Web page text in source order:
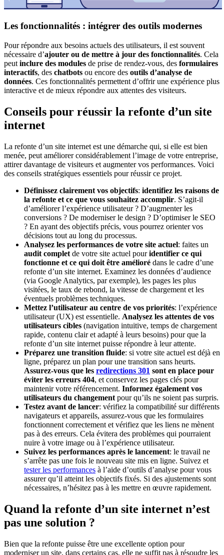
Les fonctionnalités : intégrer des outils modernes
Pour répondre aux besoins actuels des utilisateurs, il est souvent
nécessaire d’ajouter ou de mettre à jour des fonctionnalités. Cela
peut inclure des modules de prise de rendez-vous, des formulaires
interactifs, des chatbots ou encore des outils d’analyse de
données. Ces fonctionnalités permettent d’offrir une expérience plus
interactive et de mieux répondre aux attentes des visiteurs.
Conseils pour réussir la refonte d’un site
internet
La refonte d’un site internet est une démarche qui, si elle est bien
menée, peut améliorer considérablement l’image de votre entreprise,
attirer davantage de visiteurs et augmenter vos performances. Voici
des conseils stratégiques essentiels pour réussir ce projet.
Définissez clairement vos objectifs: identifiez les raisons de
la refonte et ce que vous souhaitez accomplir. S’agit-il
d’améliorer l’expérience utilisateur ? D’augmenter les
conversions ? De moderniser le design ? D’optimiser le SEO
? En ayant des objectifs précis, vous pourrez orienter vos
décisions tout au long du processus.
Analysez les performances de votre site actuel: faites un
audit complet de votre site actuel pouridentifier ce qui
fonctionne et ce qui doit être amélioré dans le cadre d’une
refonte d’un site internet. Examinez les données d’audience
(via Google Analytics, par exemple), les pages les plus
visitées, le taux de rebond, la vitesse de chargement et les
éventuels problèmes techniques.
Mettez l’utilisateur au centre de vos priorités: l’expérience
utilisateur (UX) est essentielle. Analysez les attentes de vos
utilisateurs cibles (navigation intuitive, temps de chargement
rapide, contenu clair et adapté à leurs besoins) pour que la
refonte d’un site internet puisse répondre à leur attente.
Préparez une transition fluide: si votre site actuel est déjà en
ligne, préparez un plan pour une transition sans heurts.
Assurez-vous que les redirections 301 sont en place pour
éviter les erreurs 404, et conservez les pages clés pour
maintenir votre référencement. Informez également vos
utilisateurs du changement pour qu’ils ne soient pas surpris.
Testez avant de lancer: vérifiez la compatibilité sur différents
navigateurs et appareils, assurez-vous que les formulaires
fonctionnent correctement et vérifiez que les liens ne mènent
pas à des erreurs. Cela évitera des problèmes qui pourraient
nuire à votre image ou à l’expérience utilisateur.
Suivez les performances après le lancement: le travail ne
s’arrête pas une fois le nouveau site mis en ligne. Suivez et
tester les performances à l’aide d’outils d’analyse pour vous
assurer qu’il atteint les objectifs fixés. Si des ajustements sont
nécessaires, n’hésitez pas à les mettre en œuvre rapidement.
Quand la refonte d’un site internet n’est
pas une solution ?
Bien que la refonte puisse être une excellente option pour
moderniser un site, dans certains cas, elle ne suffit pas à résoudre les